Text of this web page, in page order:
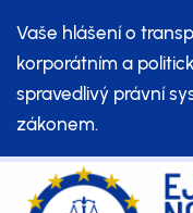
Vaše hlášení o
korporátním a
spravedlivý právní
zákonem.